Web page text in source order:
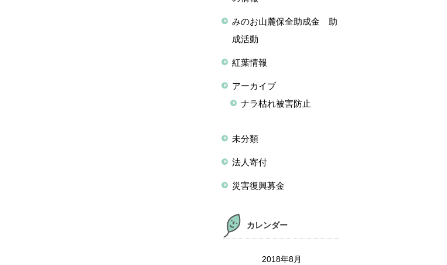
みのお山麓保全助成金 助
成活動
紅葉情報
アーカイブ
ナラ枯れ被害防止
未分類
法人寄付
災害復興募金
カレンダー
2018年8月